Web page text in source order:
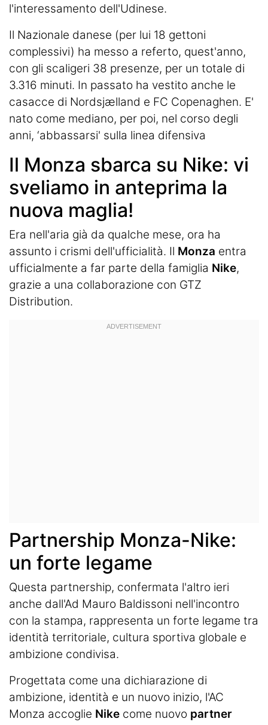
l'interessamento dell'Udinese.
Il Nazionale danese (per lui 18 gettoni
complessivi) ha messo a referto, quest'anno,
con gli scaligeri 38 presenze, per un totale di
3.316 minuti. In passato ha vestito anche le
casacce di Nordsjælland e FC Copenaghen. E'
nato come mediano, per poi, nel corso degli
anni, ‘abbassarsi' sulla linea difensiva
Il Monza sbarca su Nike: vi
sveliamo in anteprima la
nuova maglia!
Era nell'aria già da qualche mese, ora ha
assunto i crismi dell'ufficialità. Il Monza entra
ufficialmente a far parte della famiglia Nike,
grazie a una collaborazione con GTZ
Distribution.
Partnership Monza-Nike:
un forte legame
Questa partnership, confermata l'altro ieri
anche dall'Ad Mauro Baldissoni nell'incontro
con la stampa, rappresenta un forte legame tra
identità territoriale, cultura sportiva globale e
ambizione condivisa.
Progettata come una dichiarazione di
ambizione, identità e un nuovo inizio, l'AC
Monza accoglie Nike come nuovo partner